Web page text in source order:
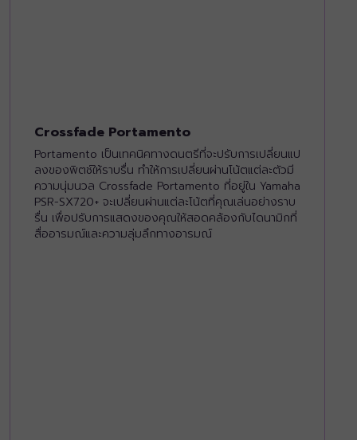
Crossfade Portamento
Portamento เป็นเทคนิคทางดนตรีที่จะปรับการเปลี่ยนแป
ลงของพิตช์ให้ราบรื่น ทำให้การเปลี่ยนผ่านโน้ตแต่ละตัวมี
ความนุ่มนวล Crossfade Portamento ที่อยู่ใน Yamaha
PSR-SX720+ จะเปลี่ยนผ่านแต่ละโน้ตที่คุณเล่นอย่างราบ
รื่น เพื่อปรับการแสดงของคุณให้สอดคล้องกับไดนามิกที่
สื่ออารมณ์และความลุ่มลึกทางอารมณ์